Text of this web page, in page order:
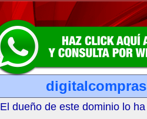
El dueño de este dominio lo